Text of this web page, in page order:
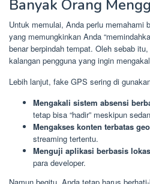
Banyak Orang
Untuk memulai, Anda perlu memahami
yang memungkinkan Anda
benar berpindah tempat. Oleh sebab
kalangan pengguna yang ingin
Lebih lanjut, fake GPS sering di
Mengakali sistem absensi
tetap bisa “hadir” meskipun
Mengakses konten terbatas
streaming tertentu.
Menguji aplikasi berbasis
para developer.